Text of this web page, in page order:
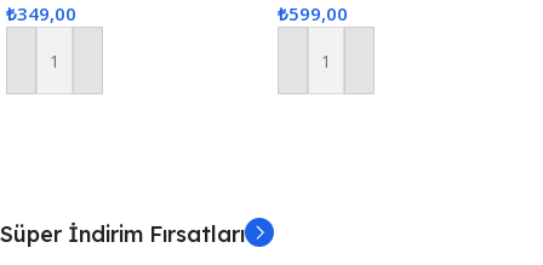
TAKIMI – 2 ADET YASTIK
₺349,00
Sepete Ekle
₺599,00
Sepete Ekle
Süper İndirim Fırsatları